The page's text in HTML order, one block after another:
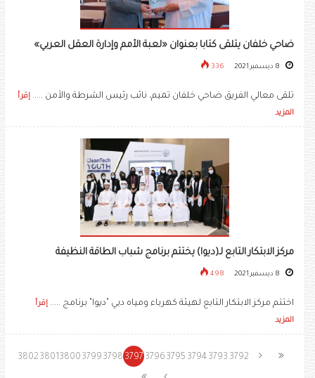
ضاحي خلفان يتلقى كتابا بعنوان «لعبة الأمم وإدارة العقل العربي»
336
تلقى معالي الفريق ضاحي خلفان تميم، نائب رئيس الشرطة والأمن ..... إقرأ
المزيد
مركز الابتكار التابع لـ(ديوا) يختتم برنامج شباب الطاقة النظيفة
498
اختتم مركز الابتكار التابع لهيئة كهرباء ومياه دبي "ديوا" برنامج ..... إقرأ
المزيد
3792
3793
3794
3795
3796
3797
3798
3799
3800
3801
3802